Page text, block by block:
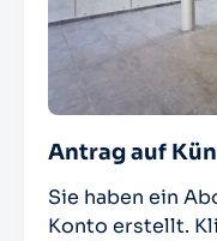
Antrag auf
Sie haben ein
Konto erstellt.